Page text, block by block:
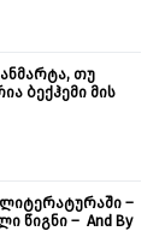
თუ
ბექჰემი მის
–
წიგნი – And By